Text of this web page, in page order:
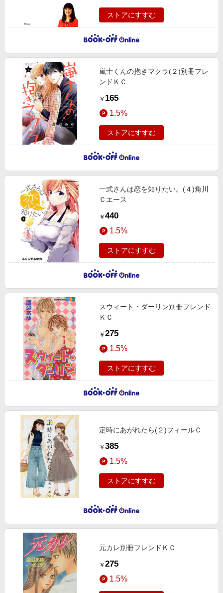
ストアにすすむ
嵐士くんの抱きマクラ(２)別冊フレ
ンドＫＣ
￥ 165
1.5%
ストアにすすむ
一式さんは恋を知りたい。(４)角川
Ｃエース
￥ 440
1.5%
ストアにすすむ
スウィート・ダーリン別冊フレンド
ＫＣ
￥ 275
1.5%
ストアにすすむ
定時にあがれたら(２)フィールＣ
￥ 385
1.5%
ストアにすすむ
元カレ別冊フレンドＫＣ
￥ 275
1.5%